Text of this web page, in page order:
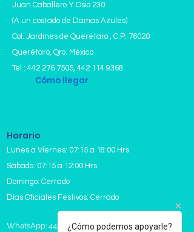
Cómo llegar
Juan Caballero Y Osio 230
(A un costado de Damas Azules)
Col. Jardines de Querétaro , C.P. 76020
Querétaro, Qro. México
Tel.: 442 276 7505, 442 114 9368
Horario
Lunes a Viernes: 07:15 a 18:00 Hrs
Sábado: 07:15 a 12:00 Hrs
Domingo: Cerrado
Días Oficiales Festivos: Cerrado
WhatsApp: 442 318 6647¿Cómo podemos apoyarle?